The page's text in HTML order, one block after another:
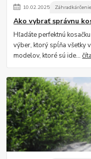
10.02.2025 Záhradkárčenie
Ako vybrať správnu
Hľadáte perfektnú
výber, ktorý spĺňa všetky
modelov, ktoré sú ide...